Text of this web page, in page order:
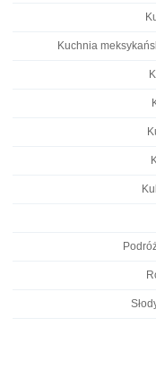
Kuchnia